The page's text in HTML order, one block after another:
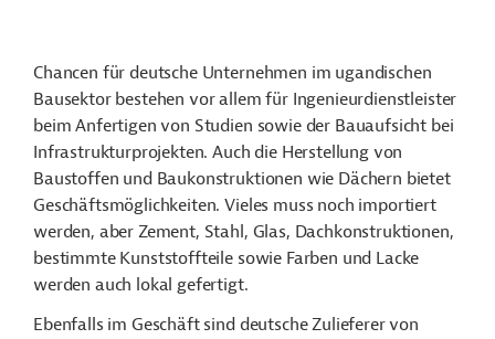
Chancen für deutsche Unternehmen im ugandischen
Bausektor bestehen vor allem für Ingenieurdienstleister
beim Anfertigen von Studien sowie der Bauaufsicht bei
Infrastrukturprojekten. Auch die Herstellung von
Baustoffen und Baukonstruktionen wie Dächern bietet
Geschäftsmöglichkeiten. Vieles muss noch importiert
werden, aber Zement, Stahl, Glas, Dachkonstruktionen,
bestimmte Kunststoffteile sowie Farben und Lacke
werden auch lokal gefertigt.
Ebenfalls im Geschäft sind deutsche Zulieferer von